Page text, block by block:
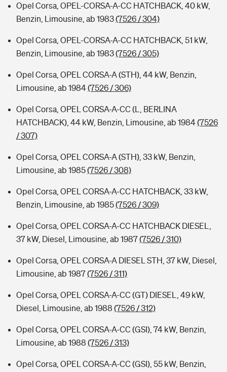
Opel Corsa, OPEL-CORSA-A-CC HATCHBACK, 40 kW,
Benzin, Limousine, ab 1983(7526 / 304)
Opel Corsa, OPEL-CORSA-A-CC HATCHBACK, 51 kW,
Benzin, Limousine, ab 1983(7526 / 305)
Opel Corsa, OPEL CORSA-A (STH), 44 kW, Benzin,
Limousine, ab 1984(7526 / 306)
Opel Corsa, OPEL CORSA-A-CC (L, BERLINA
HATCHBACK), 44 kW, Benzin, Limousine, ab 1984(7526
/ 307)
Opel Corsa, OPEL CORSA-A (STH), 33 kW, Benzin,
Limousine, ab 1985(7526 / 308)
Opel Corsa, OPEL CORSA-A-CC HATCHBACK, 33 kW,
Benzin, Limousine, ab 1985(7526 / 309)
Opel Corsa, OPEL CORSA-A-CC HATCHBACK DIESEL,
37 kW, Diesel, Limousine, ab 1987(7526 / 310)
Opel Corsa, OPEL CORSA-A DIESEL STH, 37 kW, Diesel,
Limousine, ab 1987(7526 / 311)
Opel Corsa, OPEL CORSA-A-CC (GT) DIESEL, 49 kW,
Diesel, Limousine, ab 1988 (7526 / 312)
Opel Corsa, OPEL CORSA-A-CC (GSI), 74 kW, Benzin,
Limousine, ab 1988 (7526 / 313)
Opel Corsa, OPEL CORSA-A-CC (GSI), 55 kW, Benzin,